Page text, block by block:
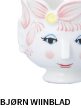
BJØRN WIINBLAD